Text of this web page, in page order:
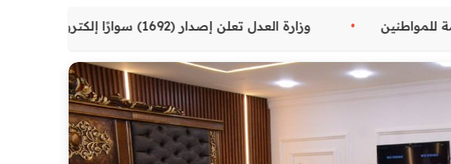
المقدمة للمواطنين وزارة العدل تعلن إصدار (1692) سوارًا إلكترونيًا لنزلاء سجن الناصرية المركزي لتنظيم التعاملات المالية داخل المؤسسات الإصلاحية